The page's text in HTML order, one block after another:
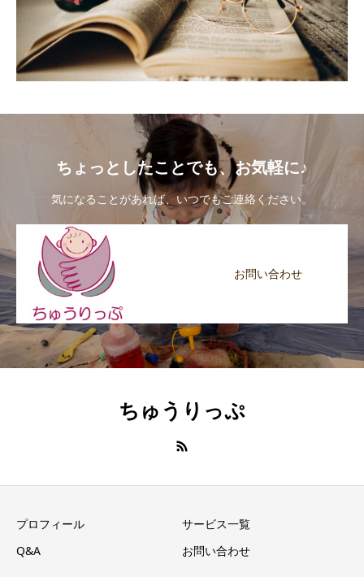
ちょっとしたことでも、お気軽に♪
気になることがあれば、いつでもご連絡ください。
お問い合わせ
ちゅうりっぷ
プロフィール
サービス一覧
Q&A
お問い合わせ